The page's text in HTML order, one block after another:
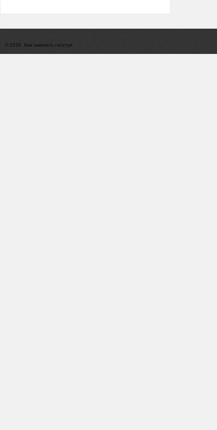
© 2026. Как завязать галстук.